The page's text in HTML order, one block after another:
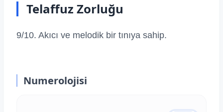
Telaffuz Zorluğu
9/10. Akıcı ve melodik bir tınıya sahip.
Numerolojisi